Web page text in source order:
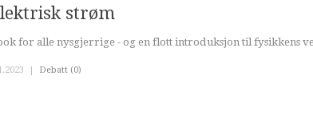
strøm
for alle nysgjerrige - og en flott introduksjon til fysikkens
| Debatt (0)